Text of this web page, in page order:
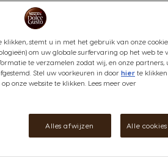
CHOCOMELK NEO DECAF NEO
klikken, stemt u in met het gebruik van onze
om uw globale surfervaring op het web te
te verzamelen zodat wij, en onze partners,
Stel uw voorkeuren in door hier te
onze website te klikken. Lees meer over
Alles afwijzen Alle